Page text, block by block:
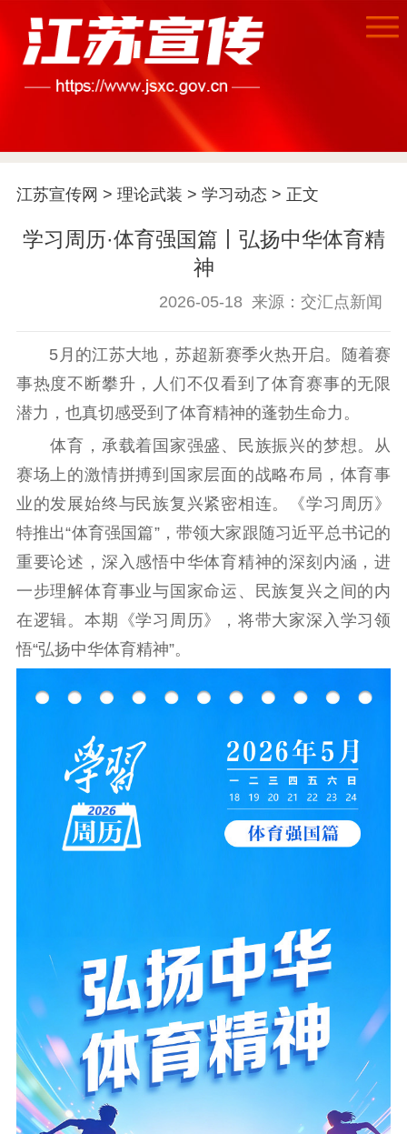
首页
江苏要闻
公示公告
通知公告 信息公开制度
信息公开指南
信息公开年度报
告
政策法规
工作动态
理论武装
理论学习 宣传宣讲 研究阐释
哲学社科
社科强省 工作通知
成果集萃
江苏文脉
资料下载
品牌栏目
文化文艺
精品生产 文化惠民
文化传承
文化交流
体制改革
文化产业
紫金文化艺术节
品牌活动 紫艺舞台
精神文明
江苏宣传网 > 理论武装 > 学习动态 > 正文
学习周历·体育强国篇丨弘扬中华体育精
神
2026-05-18 来源：交汇点新闻
5月的江苏大地，苏超新赛季火热开启。随着赛
事热度不断攀升，人们不仅看到了体育赛事的无限
潜力，也真切感受到了体育精神的蓬勃生命力。
体育，承载着国家强盛、民族振兴的梦想。从
赛场上的激情拼搏到国家层面的战略布局，体育事
业的发展始终与民族复兴紧密相连。《学习周历》
特推出“体育强国篇”，带领大家跟随习近平总书记的
重要论述，深入感悟中华体育精神的深刻内涵，进
一步理解体育事业与国家命运、民族复兴之间的内
在逻辑。本期《学习周历》，将带大家深入学习领
悟“弘扬中华体育精神”。